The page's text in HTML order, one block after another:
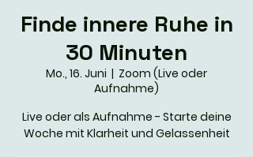
Finde innere Ruhe in
30 Minuten
Mo., 16. Juni
  |
Zoom (Live oder
Aufnahme)
Live oder als Aufnahme - Starte deine
Woche mit Klarheit und Gelassenheit